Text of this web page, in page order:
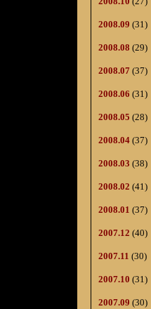
2008.09 (31)
2008.08 (29)
2008.07 (37)
2008.06 (31)
2008.05 (28)
2008.04 (37)
2008.03 (38)
2008.02 (41)
2008.01 (37)
2007.12 (40)
2007.11 (30)
2007.10 (31)
2007.09 (30)